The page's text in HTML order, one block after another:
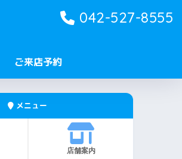
ご来店予約
042-527-8555
メニュー
店舗案内